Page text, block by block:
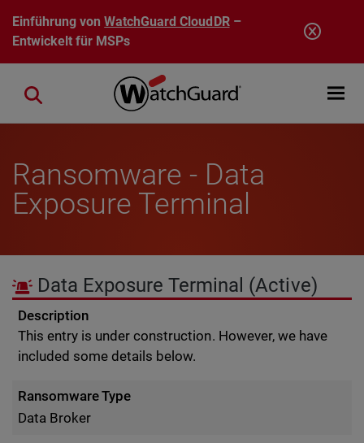
Direkt zum Inhalt
Einführung vonWatchGuard CloudDR–
Entwickelt für MSPs
Open
Close search
Ransomware - Data
Exposure Terminal
Data Exposure Terminal (Active)
Description
This entry is under construction. However, we have
included some details below.
Ransomware Type
Data Broker